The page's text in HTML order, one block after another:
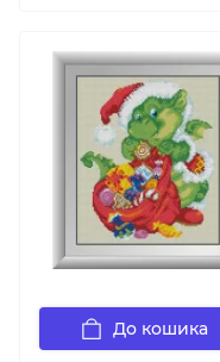
До кошика